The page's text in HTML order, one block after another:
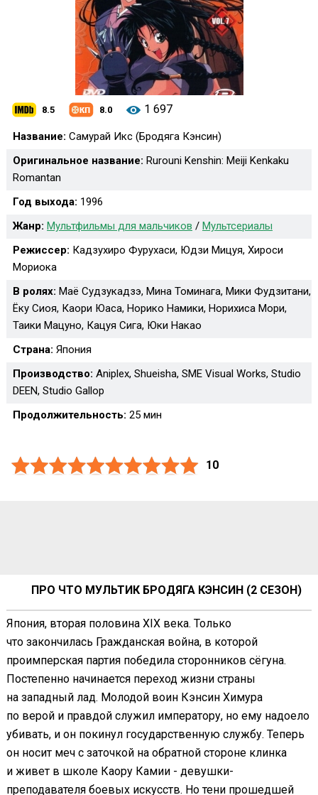
8.5 8.0 1 697
Название: Самурай Икс (Бродяга Кэнсин)
Оригинальное название: Rurouni Kenshin: Meiji Kenkaku
Romantan
Год выхода: 1996
Жанр: Мультфильмы для мальчиков / Мультсериалы
Режиссер: Кадзухиро Фурухаси, Юдзи Мицуя, Хироси
Мориока
В ролях: Маё Судзукадзэ, Мина Томинага, Мики Фудзитани,
Ёку Сиоя, Каори Юаса, Норико Намики, Норихиса Мори,
Таики Мацуно, Кацуя Сига, Юки Накао
Страна: Япония
Производство: Aniplex, Shueisha, SME Visual Works, Studio
DEEN, Studio Gallop
Продолжительность: 25 мин
10
ПРО ЧТО МУЛЬТИК БРОДЯГА КЭНСИН (2 СЕЗОН)
Япония, вторая половина XIX века. Только
что закончилась Гражданская война, в которой
проимперская партия победила сторонников сёгуна.
Постепенно начинается переход жизни страны
на западный лад. Молодой воин Кэнсин Химура
по верой и правдой служил императору, но ему надоело
убивать, и он покинул государственную службу. Теперь
он носит меч с заточкой на обратной стороне клинка
и живет в школе Каору Камии - девушки-
преподавателя боевых искусств. Но тени прошедшей